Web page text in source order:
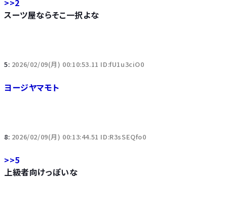
>>2
スーツ屋ならそこ一択よな
5: 2026/02/09(月) 00:10:53.11 ID:fU1u3ciO0
ヨージヤマモト
8: 2026/02/09(月) 00:13:44.51 ID:R3sSEQfo0
>>5
上級者向けっぽいな